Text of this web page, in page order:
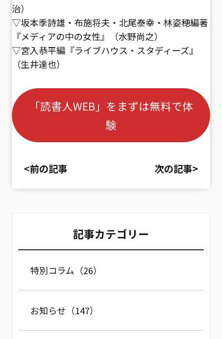
治）
▽坂本季詩雄・布施将夫・北尾泰幸・林姿穂編著
『メディアの中の女性』（水野尚之）
▽宮入恭平編『ライブハウス・スタディーズ』
（生井達也）
「読書人WEB」をまずは無料で体
験
<前の記事 次の記事>
記事カテゴリー
特別コラム（26）
お知らせ（147）